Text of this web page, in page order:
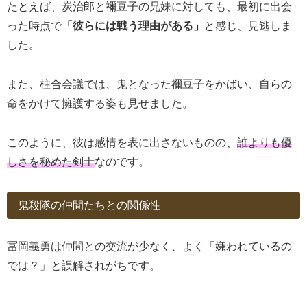
たとえば、炭治郎と禰豆子の兄妹に対しても、最初に出会
った時点で 「彼らには戦う理由がある」
と感じ、見逃しま
した。
また、柱合会議では、鬼となった禰豆子をかばい、自らの
命をかけて擁護する姿も見せました。
このように、彼は感情を表に出さないものの、 誰よりも優
しさを秘めた剣士なのです。
鬼殺隊の仲間たちとの関係性
冨岡義勇は仲間との交流が少なく、よく「嫌われているの
では？」と誤解されがちです。